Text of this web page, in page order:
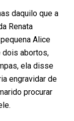
daquilo que a
Renata
Alice
dois abortos,
ela disse
engravidar de
procurar